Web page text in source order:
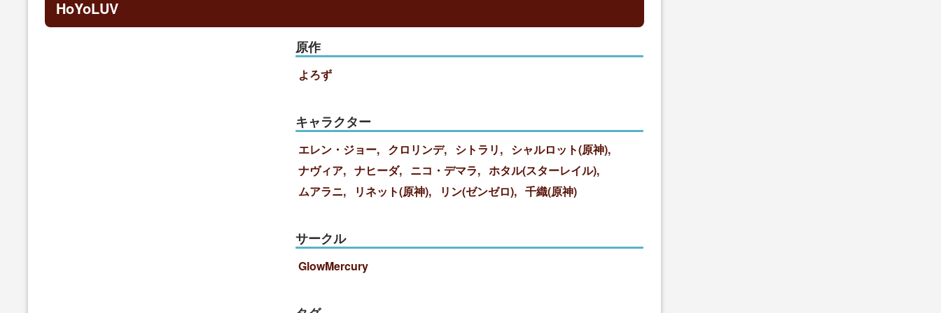
HoYoLUV
原作
よろず
キャラクター
エレン・ジョー クロリンデ シトラリ
シャルロット(原神)
ナヴィア
ナヒーダ ニコ・デマラ
ホタル(スターレイル)
ムアラニ
リネット(原神) リン(ゼンゼロ) 千織(原神)
サークル
GlowMercury